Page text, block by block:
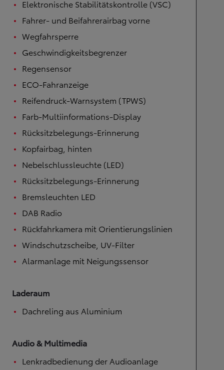
Elektronische Stabilitätskontrolle (VSC)
Fahrer- und Beifahrerairbag vorne
Wegfahrsperre
Geschwindigkeitsbegrenzer
Regensensor
ECO-Fahranzeige
Reifendruck-Warnsystem (TPWS)
Farb-Multiinformations-Display
Rücksitzbelegungs-Erinnerung
Kopfairbag, hinten
Nebelschlussleuchte (LED)
Rücksitzbelegungs-Erinnerung
Bremsleuchten LED
DAB Radio
Rückfahrkamera mit Orientierungslinien
Windschutzscheibe, UV-Filter
Alarmanlage mit Neigungssensor
Laderaum
Dachreling aus Aluminium
Audio & Multimedia
Lenkradbedienung der Audioanlage